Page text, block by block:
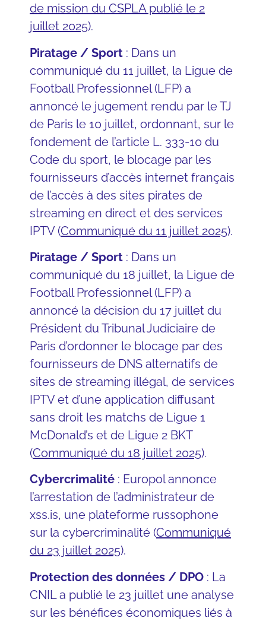
de mission du CSPLA publié le 2
juillet 2025).
Piratage / Sport : Dans un
communiqué du 11 juillet, la Ligue de
Football Professionnel (LFP) a
annoncé le jugement rendu par le TJ
de Paris le 10 juillet, ordonnant, sur le
fondement de l’article L. 333-10 du
Code du sport, le blocage par les
fournisseurs d’accès internet français
de l’accès à des sites pirates de
streaming en direct et des services
IPTV (Communiqué du 11 juillet 2025).
Piratage / Sport : Dans un
communiqué du 18 juillet, la Ligue de
Football Professionnel (LFP) a
annoncé la décision du 17 juillet du
Président du Tribunal Judiciaire de
Paris d’ordonner le blocage par des
fournisseurs de DNS alternatifs de
sites de streaming illégal, de services
IPTV et d’une application diffusant
sans droit les matchs de Ligue 1
McDonald’s et de Ligue 2 BKT
(Communiqué du 18 juillet 2025).
Cybercrimalité : Europol annonce
l’arrestation de l’administrateur de
xss.is, une plateforme russophone
sur la cybercriminalité (Communiqué
du 23 juillet 2025).
Protection des données / DPO : La
CNIL a publié le 23 juillet une analyse
sur les bénéfices économiques liés à